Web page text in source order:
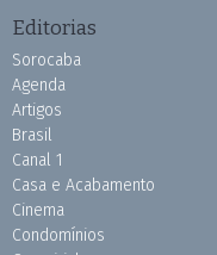
Editorias
Sorocaba
Agenda
Artigos
Brasil
Canal 1
Casa e Acabamento
Cinema
Condomínios